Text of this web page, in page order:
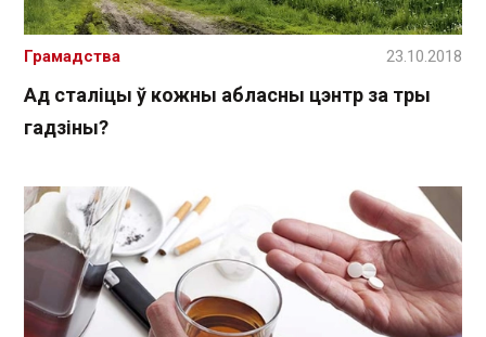
Ад сталіцы ў кожны абласны цэнтр за тры
гадзіны?
Грамадства 23.10.2018